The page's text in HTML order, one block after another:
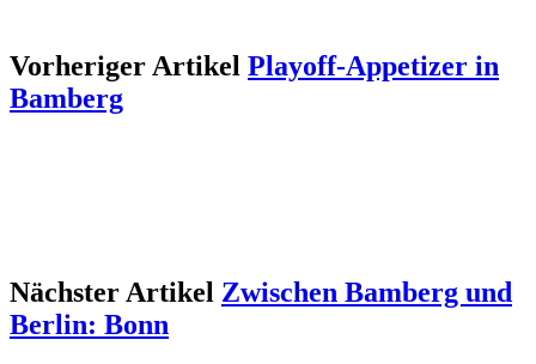
Vorheriger Artikel Playoff-Appetizer in
Bamberg
Nächster Artikel Zwischen Bamberg und
Berlin: Bonn